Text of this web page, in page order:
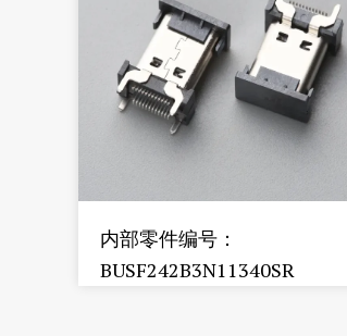
内部零件编号：
BUSF242B3N11340SR